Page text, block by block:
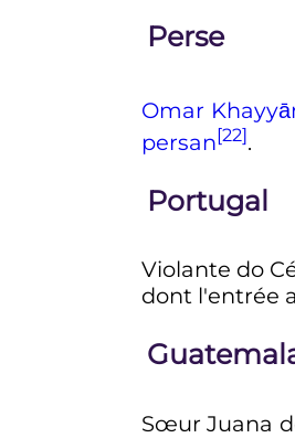
Perse
Omar
persan[22].
Portugal
Violante do
dont l'entrée
Sœur Juana